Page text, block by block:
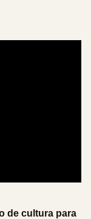
de cultura para